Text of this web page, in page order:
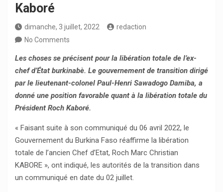
Kaboré
dimanche, 3 juillet, 2022
redaction
No Comments
Les choses se précisent pour la libération totale de l’ex-
chef d’État burkinabè. Le gouvernement de transition dirigé
par le lieutenant-colonel Paul-Henri Sawadogo Damiba, a
donné une position favorable quant à la libération totale du
Président Roch Kaboré.
« Faisant suite à son communiqué du 06 avril 2022, le
Gouvernement du Burkina Faso réaffirme la libération
totale de l’ancien Chef d’Etat, Roch Marc Christian
KABORE », ont indiqué, les autorités de la transition dans
un communiqué en date du 02 juillet.